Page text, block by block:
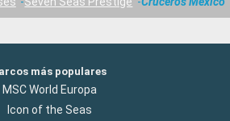
más populares
MSC World Europa
Icon of the Seas